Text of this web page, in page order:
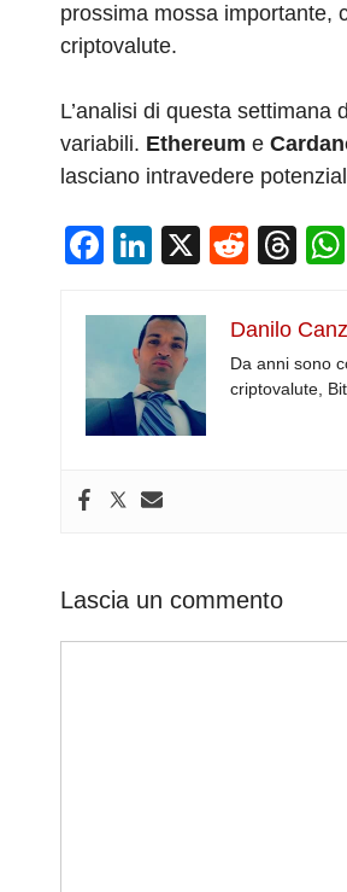
prossima mossa importante,
criptovalute.
L’analisi di questa settimana
variabili. Ethereum e
lasciano intravedere
F
c
e
b
o
k
Li
k
e
dI
n
X
R
d
di
t
T
e
a
d
Danilo
Da anni sono
criptovalute,
Lascia un commento